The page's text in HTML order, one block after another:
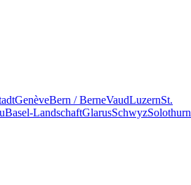
GenèveBern / BerneVaudLuzernSt.
Basel-LandschaftGlarusSchwyzSolothurn